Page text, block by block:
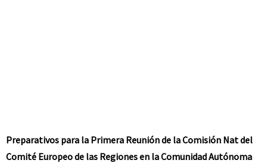
Preparativos para la Primera Reunión de la Comisión Nat del
Comité Europeo de las Regiones en la Comunidad Autónoma